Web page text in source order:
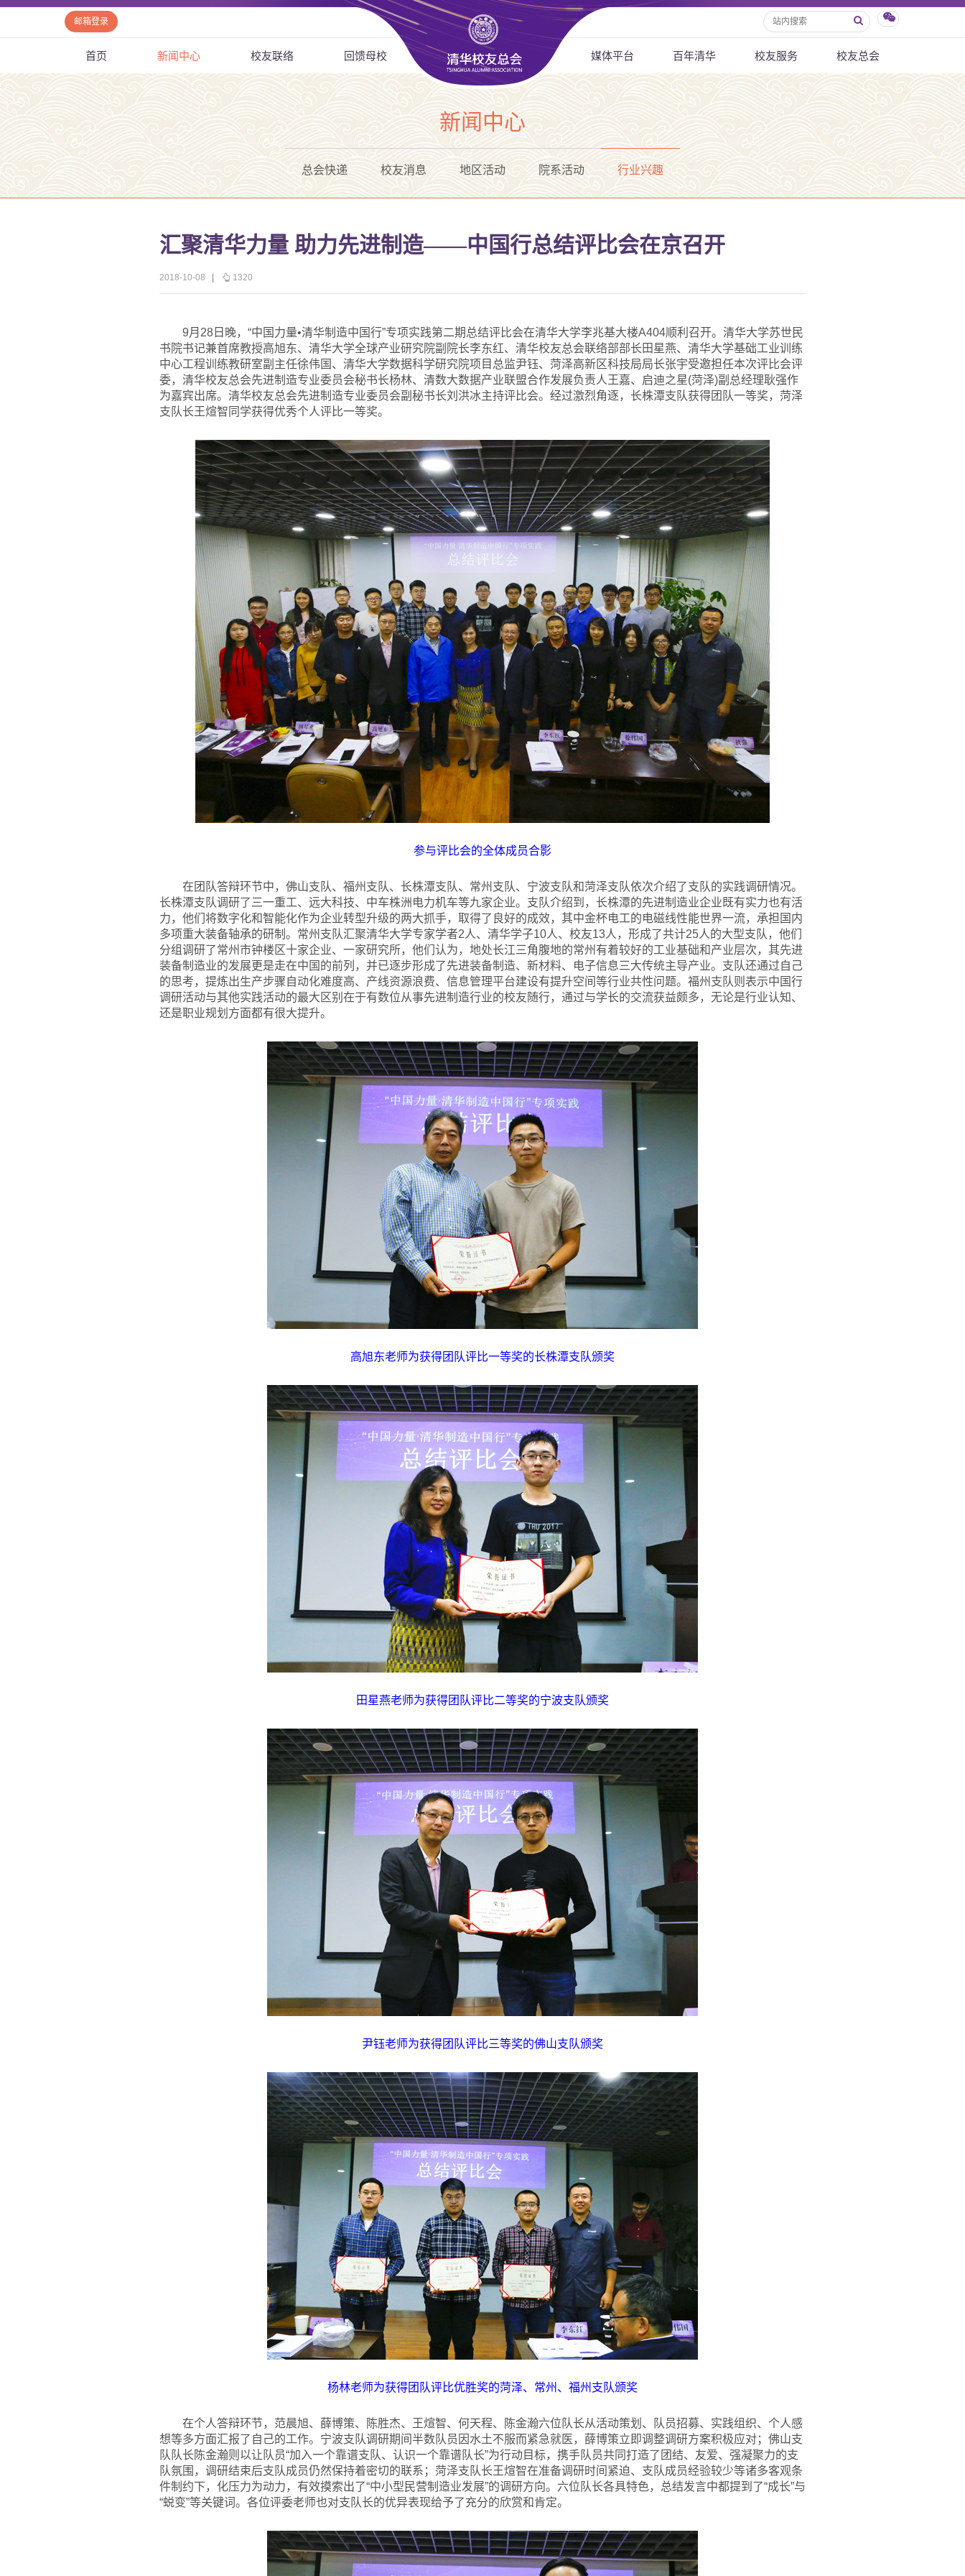
邮箱登录
首页 新闻中心 校友联络 回馈母校 媒体平台 百年清华 校友服务 校友总会
新闻中心
总会快递 校友消息 地区活动 院系活动 行业兴趣
汇聚清华力量 助力先进制造——中国行总结评比会在京召开
2018-10-08 1320
9月28日晚，“中国力量•清华制造中国行”专项实践第二期总结评比会在清华大学李兆基大楼A404顺利召开。清华大学苏世民
书院书记兼首席教授高旭东、清华大学全球产业研究院副院长李东红、清华校友总会联络部部长田星燕、清华大学基础工业训练
中心工程训练教研室副主任徐伟国、清华大学数据科学研究院项目总监尹钰、菏泽高新区科技局局长张宇受邀担任本次评比会评
委，清华校友总会先进制造专业委员会秘书长杨林、清数大数据产业联盟合作发展负责人王嘉、启迪之星(菏泽)副总经理耿强作
为嘉宾出席。清华校友总会先进制造专业委员会副秘书长刘洪冰主持评比会。经过激烈角逐，长株潭支队获得团队一等奖，菏泽
支队长王煊智同学获得优秀个人评比一等奖。
参与评比会的全体成员合影
在团队答辩环节中，佛山支队、福州支队、长株潭支队、常州支队、宁波支队和菏泽支队依次介绍了支队的实践调研情况。
长株潭支队调研了三一重工、远大科技、中车株洲电力机车等九家企业。支队介绍到，长株潭的先进制造业企业既有实力也有活
力，他们将数字化和智能化作为企业转型升级的两大抓手，取得了良好的成效，其中金杯电工的电磁线性能世界一流，承担国内
多项重大装备轴承的研制。常州支队汇聚清华大学专家学者2人、清华学子10人、校友13人，形成了共计25人的大型支队，他们
分组调研了常州市钟楼区十家企业、一家研究所，他们认为，地处长江三角腹地的常州有着较好的工业基础和产业层次，其先进
装备制造业的发展更是走在中国的前列，并已逐步形成了先进装备制造、新材料、电子信息三大传统主导产业。支队还通过自己
的思考，提炼出生产步骤自动化难度高、产线资源浪费、信息管理平台建设有提升空间等行业共性问题。福州支队则表示中国行
调研活动与其他实践活动的最大区别在于有数位从事先进制造行业的校友随行，通过与学长的交流获益颇多，无论是行业认知、
还是职业规划方面都有很大提升。
高旭东老师为获得团队评比一等奖的长株潭支队颁奖
田星燕老师为获得团队评比二等奖的宁波支队颁奖
尹钰老师为获得团队评比三等奖的佛山支队颁奖
杨林老师为获得团队评比优胜奖的菏泽、常州、福州支队颁奖
在个人答辩环节，范晨旭、薛博策、陈胜杰、王煊智、何天程、陈金瀚六位队长从活动策划、队员招募、实践组织、个人感
想等多方面汇报了自己的工作。宁波支队调研期间半数队员因水土不服而紧急就医，薛博策立即调整调研方案积极应对；佛山支
队队长陈金瀚则以让队员“加入一个靠谱支队、认识一个靠谱队长”为行动目标，携手队员共同打造了团结、友爱、强凝聚力的支
队氛围，调研结束后支队成员仍然保持着密切的联系；菏泽支队长王煊智在准备调研时间紧迫、支队成员经验较少等诸多客观条
件制约下，化压力为动力，有效摸索出了“中小型民营制造业发展”的调研方向。六位队长各具特色，总结发言中都提到了“成长”与
“蜕变”等关键词。各位评委老师也对支队长的优异表现给予了充分的欣赏和肯定。